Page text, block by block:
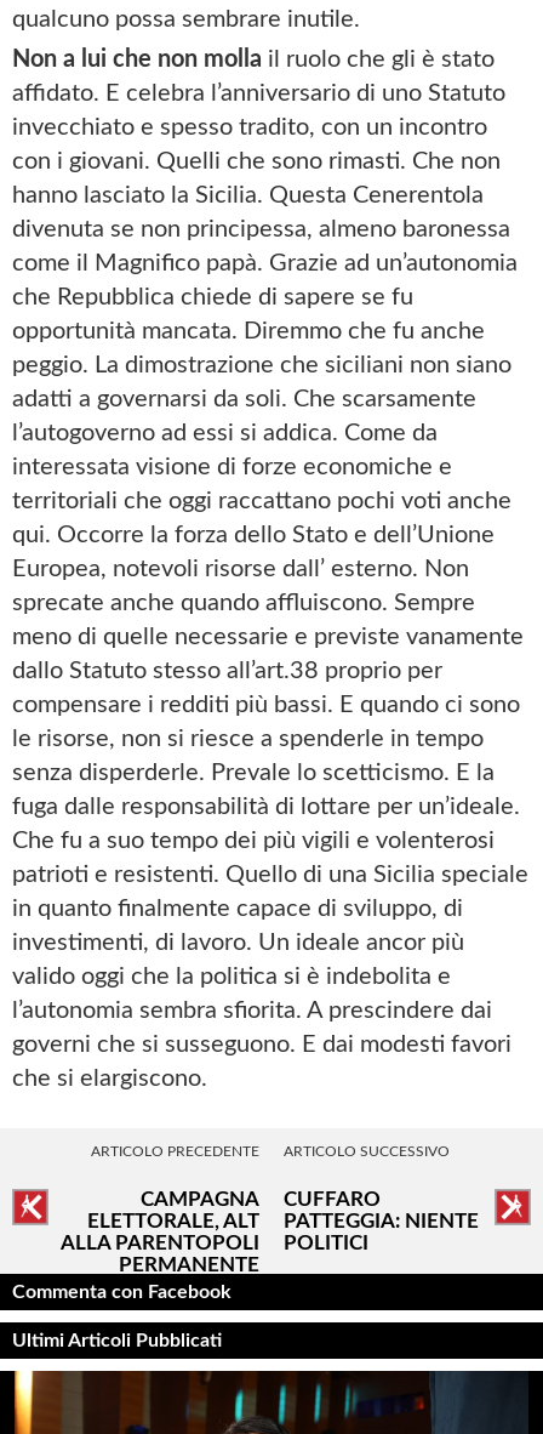
qualcuno possa sembrare inutile.
Non a lui che non molla il ruolo che gli è stato
affidato. E celebra l’anniversario di uno Statuto
invecchiato e spesso tradito, con un incontro
con i giovani. Quelli che sono rimasti. Che non
hanno lasciato la Sicilia. Questa Cenerentola
divenuta se non principessa, almeno baronessa
come il Magnifico papà. Grazie ad un’autonomia
che Repubblica chiede di sapere se fu
opportunità mancata. Diremmo che fu anche
peggio. La dimostrazione che siciliani non siano
adatti a governarsi da soli. Che scarsamente
l’autogoverno ad essi si addica. Come da
interessata visione di forze economiche e
territoriali che oggi raccattano pochi voti anche
qui. Occorre la forza dello Stato e dell’Unione
Europea, notevoli risorse dall’ esterno. Non
sprecate anche quando affluiscono. Sempre
meno di quelle necessarie e previste vanamente
dallo Statuto stesso all’art.38 proprio per
compensare i redditi più bassi. E quando ci sono
le risorse, non si riesce a spenderle in tempo
senza disperderle. Prevale lo scetticismo. E la
fuga dalle responsabilità di lottare per un’ideale.
Che fu a suo tempo dei più vigili e volenterosi
patrioti e resistenti. Quello di una Sicilia speciale
in quanto finalmente capace di sviluppo, di
investimenti, di lavoro. Un ideale ancor più
valido oggi che la politica si è indebolita e
l’autonomia sembra sfiorita. A prescindere dai
governi che si susseguono. E dai modesti favori
che si elargiscono.
ARTICOLO PRECEDENTE
CAMPAGNA
ELETTORALE, ALT
ALLA PARENTOPOLI
PERMANENTE
ARTICOLO SUCCESSIVO
CUFFARO
PATTEGGIA: NIENTE
POLITICI
Commenta con Facebook
Ultimi Articoli Pubblicati